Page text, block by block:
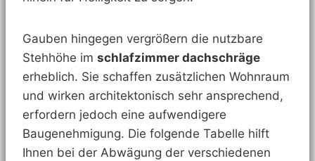
Gauben hingegen vergrößern die nutzbare
Stehhöhe im schlafzimmer dachschräge
erheblich. Sie schaffen zusätzlichen Wohnraum
und wirken architektonisch sehr ansprechend,
erfordern jedoch eine aufwendigere
Baugenehmigung. Die folgende Tabelle hilft
Ihnen bei der Abwägung der verschiedenen